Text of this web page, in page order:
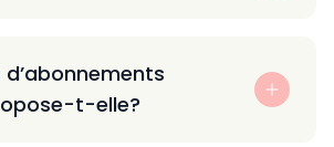
t-elle?